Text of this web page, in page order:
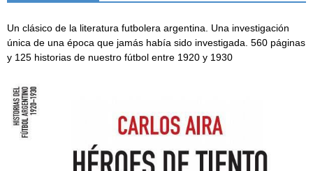
Un clásico de la literatura futbolera argentina. Una investigación
única de una época que jamás había sido investigada. 560 páginas
y 125 historias de nuestro fútbol entre 1920 y 1930